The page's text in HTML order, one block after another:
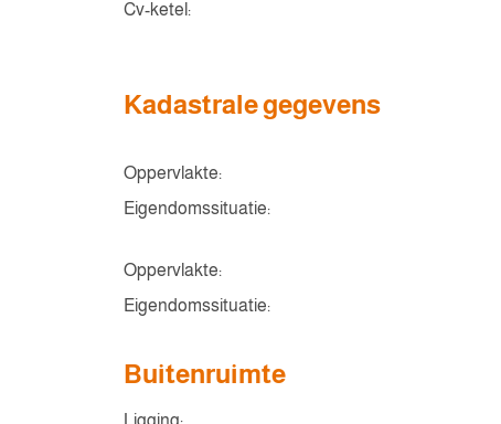
Cv-ketel:
Kadastrale gegevens
Oppervlakte:
Eigendomssituatie:
Oppervlakte:
Eigendomssituatie:
Buitenruimte
Ligging: